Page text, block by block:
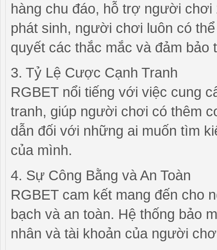
hàng chu đáo, hỗ trợ người
phát sinh, người chơi luôn có
quyết các thắc mắc và đảm
3. Tỷ Lệ Cược Cạnh Tranh
RGBET nổi tiếng với việc cung
tranh, giúp người chơi có thêm
dẫn đối với những ai muốn tìm
của mình.
4. Sự Công Bằng và An Toàn
RGBET cam kết mang đến
bạch và an toàn. Hệ thống bảo
nhân và tài khoản của người